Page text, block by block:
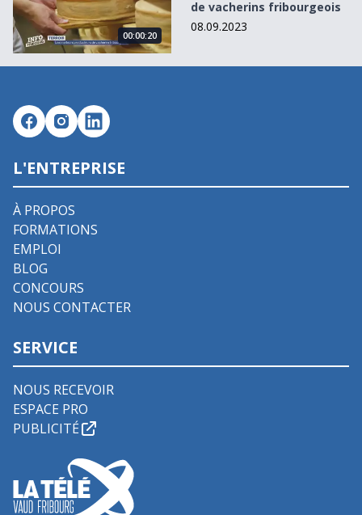
00:00:20
de vacherins fribourgeois
08.09.2023
L'ENTREPRISE
À PROPOS
FORMATIONS
EMPLOI
BLOG
CONCOURS
NOUS CONTACTER
SERVICE
NOUS RECEVOIR
ESPACE PRO
PUBLICITÉ